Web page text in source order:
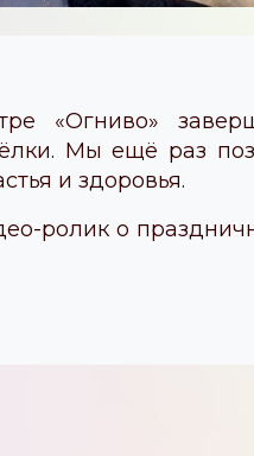
«Огниво»
Мы ещё раз
и здоровья.
ролик о